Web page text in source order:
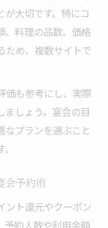
が大切です。特にコ
、料理の品数、価格
ため、複数サイトで
価も参考にし、実際
ましょう。宴会の目
なプランを選ぶこと
会予約術
ント還元やクーポン
予約人数や利用金額